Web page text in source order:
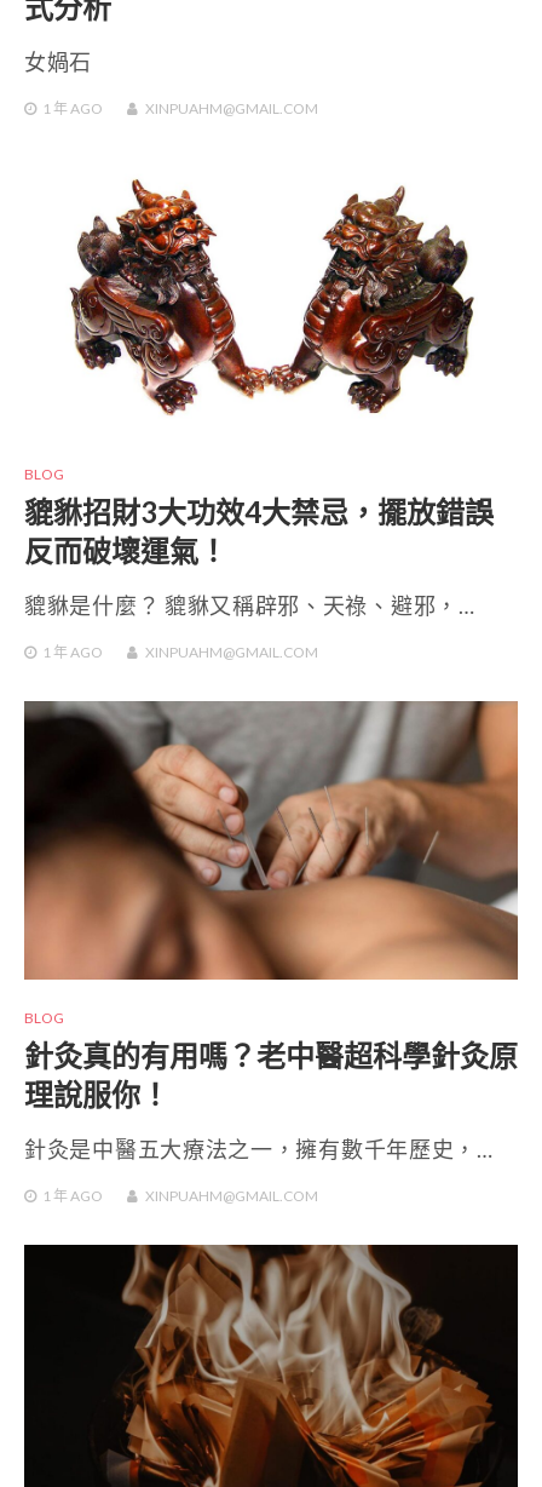
女媧石
1 年 AGO XINPUAHM@GMAIL.COM
BLOG
貔貅招財3大功效4大禁忌，擺放錯誤
反而破壞運氣！
貔貅是什麼？ 貔貅又稱辟邪、天祿、避邪，…
1 年 AGO XINPUAHM@GMAIL.COM
BLOG
針灸真的有用嗎？老中醫超科學針灸原
理說服你！
針灸是中醫五大療法之一，擁有數千年歷史，…
1 年 AGO XINPUAHM@GMAIL.COM